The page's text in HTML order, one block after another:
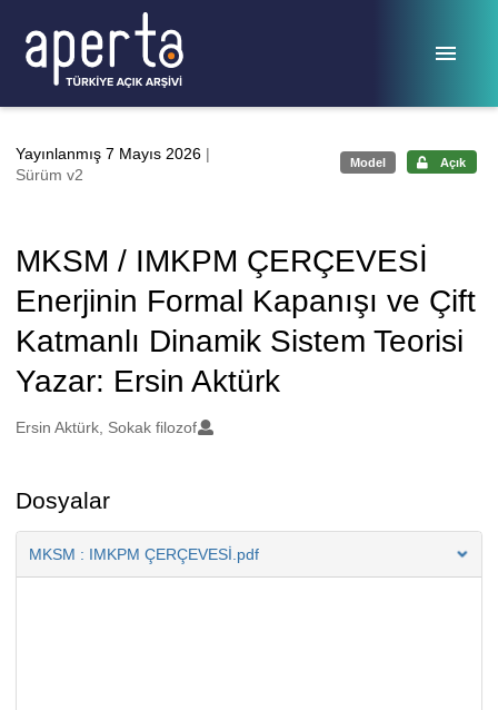
Yayınlanmış 7 Mayıs 2026 |
Sürüm v2
Model Açık
MKSM / IMKPM ÇERÇEVESİ
Enerjinin Formal Kapanışı ve Çift
Katmanlı Dinamik Sistem Teorisi
Yazar: Ersin Aktürk
Oluşturanlar
Ersin Aktürk, Sokak filozof
Dosyalar
MKSM : IMKPM ÇERÇEVESİ.pdf